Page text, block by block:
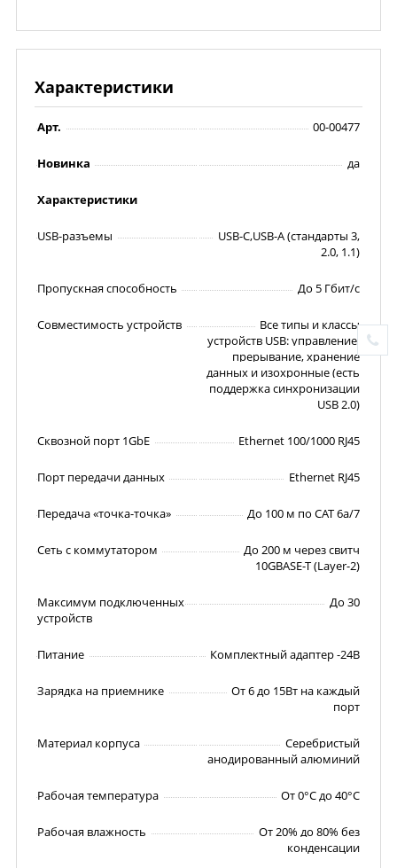
Характеристики
Арт. 00-00477
Новинка да
Характеристики
USB-разъемы
USB-C,USB-A (стандарты 3,
2.0, 1.1)
Пропускная способность До 5 Гбит/с
Совместимость устройств
Все типы и классы
устройств USB: управление,
прерывание, хранение
данных и изохронные (есть
поддержка синхронизации
USB 2.0)
Сквозной порт 1GbE Ethernet 100/1000 RJ45
Порт передачи данных Ethernet RJ45
Передача «точка-точка» До 100 м по CAT 6a/7
Сеть с коммутатором
До 200 м через свитч
10GBASE-T (Layer-2)
Максимум подключенных
устройств
До 30
Питание Комплектный адаптер -24В
Зарядка на приемнике
От 6 до 15Вт на каждый
порт
Материал корпуса
Серебристый
анодированный алюминий
Рабочая температура От 0°C до 40°C
Рабочая влажность
От 20% до 80% без
конденсации